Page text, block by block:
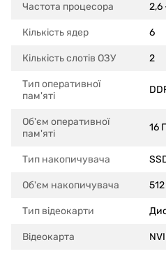
Частота процесора 2,6
Кількість ядер 6
Кількість слотів ОЗУ 2
Тип оперативної
пам'яті
Об'єм оперативної
пам'яті
16
Тип накопичувача
Об'єм накопичувача
Тип відеокарти
Відеокарта